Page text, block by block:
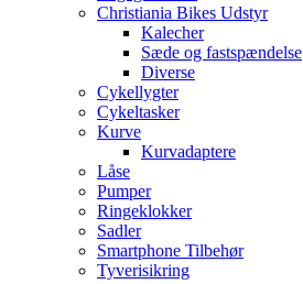
Christiania Bikes Udstyr
Kalecher
Sæde og fastspændelse
Diverse
Cykellygter
Cykeltasker
Kurve
Kurvadaptere
Låse
Pumper
Ringeklokker
Sadler
Smartphone Tilbehør
Tyverisikring